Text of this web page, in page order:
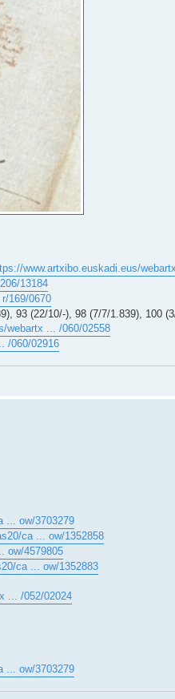
www.artxibo.euskadi.eus/
13184
169/0670
93 (22/10/-), 98 (7/7/1.839), 100
webartx ... /060/02558
/060/02916
... ow/3703279
ca ... ow/1352858
ow/4579805
ca ... ow/1352883
... /052/02024
... ow/3703279